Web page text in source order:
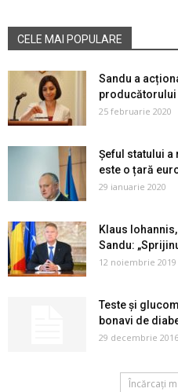
CELE MAI POPULARE
Sandu a
producătorului
25 februarie 2020
Șeful statului a
este o țară
29 ianuarie 2020
Klaus
Sandu:
12 noiembrie 2019
Teste şi
bonavi de
29 decembrie 2016
Încărcați